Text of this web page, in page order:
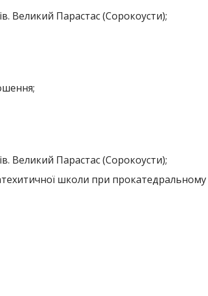
Великий Парастас (Сорокоусти);
Великий Парастас (Сорокоусти);
школи при прокатедральному